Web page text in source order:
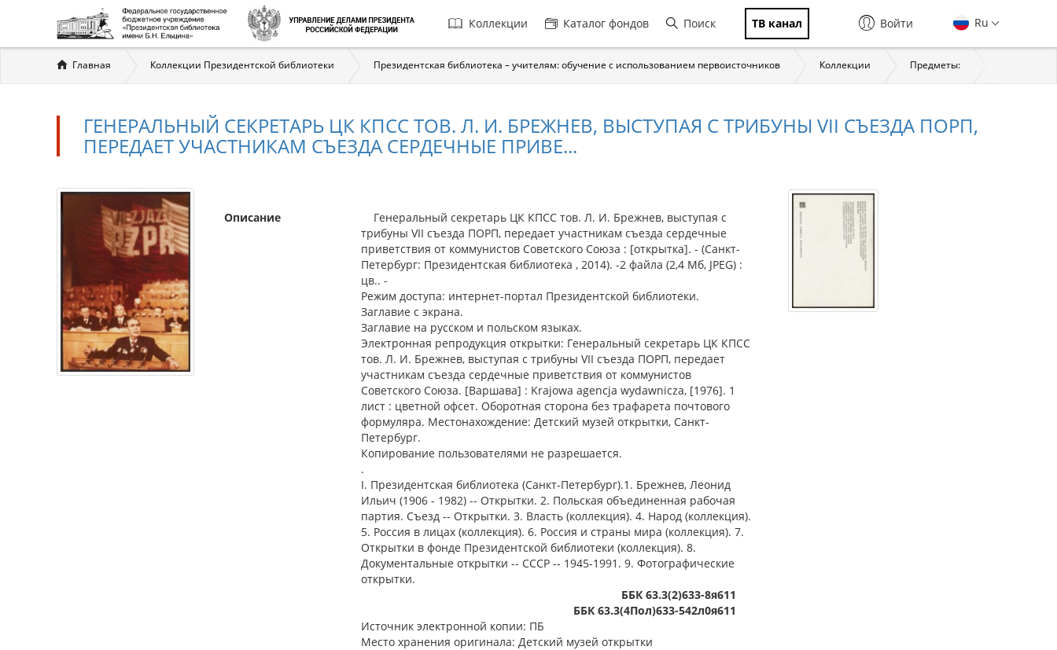
Главная
навигация
Коллекции Каталог фондов Поиск ТВ канал Ru
Войти
Вы
здесь
Главная Коллекции Президентской библиотеки Президентская библиотека – учителям: обучение с использованием первоисточников Коллекции Предметы:
ГЕНЕРАЛЬНЫЙ СЕКРЕТАРЬ ЦК КПСС ТОВ. Л. И. БРЕЖНЕВ, ВЫСТУПАЯ С ТРИБУНЫ VII СЪЕЗДА ПОРП,
ПЕРЕДАЕТ УЧАСТНИКАМ СЪЕЗДА СЕРДЕЧНЫЕ ПРИВЕ...
Описание
Генеральный секретарь ЦК КПСС тов. Л. И. Брежнев, выступая с
трибуны VII съезда ПОРП, передает участникам съезда сердечные
приветствия от коммунистов Советского Союза : [открытка]. - (Санкт-
Петербург: Президентская библиотека , 2014). -2 файла (2,4 Мб, JPEG) :
цв.. -
Режим доступа: интернет-портал Президентской библиотеки.
Заглавие с экрана.
Заглавие на русском и польском языках.
Электронная репродукция открытки: Генеральный секретарь ЦК КПСС
тов. Л. И. Брежнев, выступая с трибуны VII съезда ПОРП, передает
участникам съезда сердечные приветствия от коммунистов
Советского Союза. [Варшава] : Krajowa agencja wydawnicza, [1976]. 1
лист : цветной офсет. Оборотная сторона без трафарета почтового
формуляра. Местонахождение: Детский музей открытки, Санкт-
Петербург.
Копирование пользователями не разрешается.
.
I. Президентская библиотека (Санкт-Петербург).1. Брежнев, Леонид
Ильич (1906 - 1982) -- Открытки. 2. Польская объединенная рабочая
партия. Съезд -- Открытки. 3. Власть (коллекция). 4. Народ (коллекция).
5. Россия в лицах (коллекция). 6. Россия и страны мира (коллекция). 7.
Открытки в фонде Президентской библиотеки (коллекция). 8.
Документальные открытки -- СССР -- 1945-1991. 9. Фотографические
открытки.
ББК 63.3(2)633-8я611
ББК 63.3(4Пол)633-542л0я611
Источник электронной копии: ПБ
Место хранения оригинала: Детский музей открытки